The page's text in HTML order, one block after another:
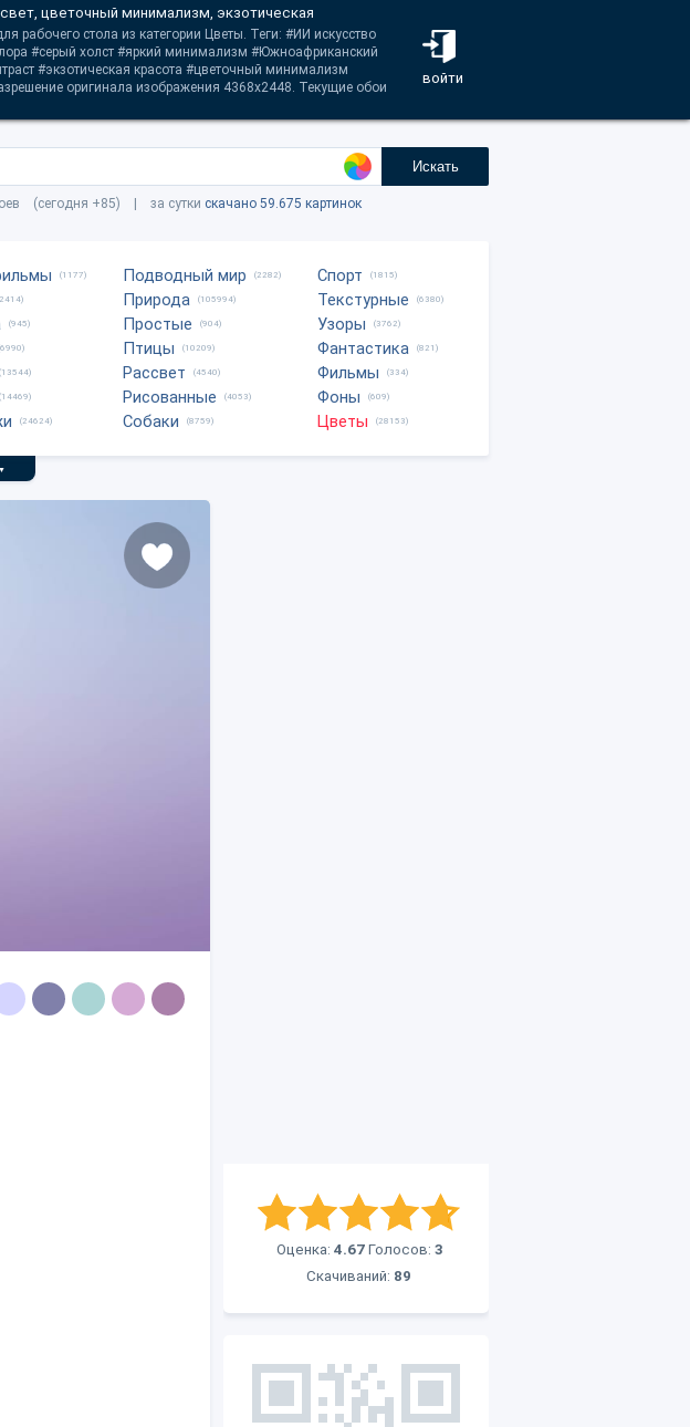
войти
цветочный минимализм, экзотическая
рабочего стола из категории Цветы. Теги: #ИИ искусство
#серый холст #яркий минимализм #Южноафриканский
#экзотическая красота #цветочный минимализм
оригинала изображения 4368x2448. Текущие обои
Искать
(сегодня +85) | за сутки скачано 59.675 картинок
(1177)
(945)
(13544)
(14469)
(24624)
Подводный мир (2282)
Природа (105994)
Простые (904)
Птицы (10209)
Рассвет (4540)
Рисованные (4053)
Собаки (8759)
Спорт (1815)
Текстурные (6380)
Узоры (3762)
Фантастика (821)
Фильмы (334)
Фоны (609)
Цветы (28153)
▼
Оценка: 4.67 Голосов: 3
Скачиваний: 89